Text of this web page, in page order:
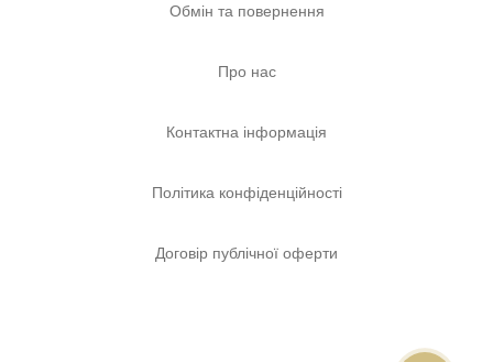
Обмін та повернення
Про нас
Контактна інформація
Політика конфіденційності
Договір публічної оферти